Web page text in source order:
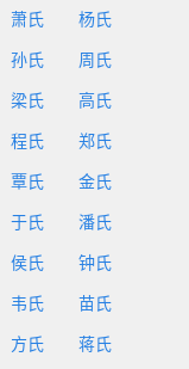
萧氏 杨氏
孙氏 周氏
梁氏 高氏
程氏 郑氏
覃氏 金氏
于氏 潘氏
侯氏 钟氏
韦氏 苗氏
方氏 蒋氏